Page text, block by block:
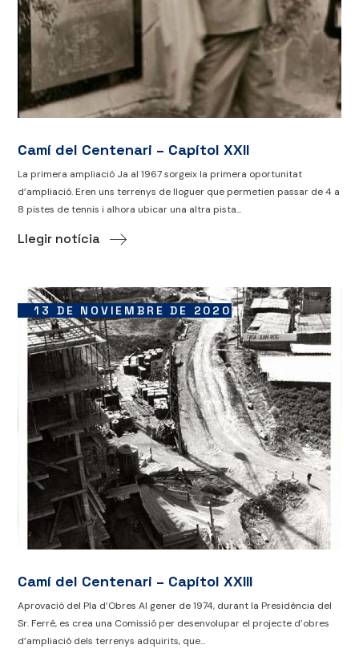
Camí del Centenari – Capítol XXII
La primera ampliació Ja al 1967 sorgeix la primera oportunitat
d’ampliació. Eren uns terrenys de lloguer que permetien passar de 4 a
8 pistes de tennis i alhora ubicar una altra pista...
Llegir notícia
13 DE NOVIEMBRE DE 2020
Camí del Centenari – Capítol XXIII
Aprovació del Pla d’Obres Al gener de 1974, durant la Presidència del
Sr. Ferré, es crea una Comissió per desenvolupar el projecte d’obres
d’ampliació dels terrenys adquirits, que...